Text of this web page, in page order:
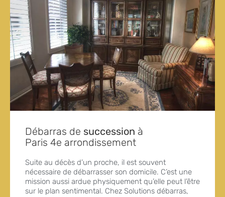
Débarras de succession à
Paris 4e arrondissement
Suite au décès d’un proche, il est souvent
nécessaire de débarrasser son domicile. C’est une
mission aussi ardue physiquement qu’elle peut l’être
sur le plan sentimental. Chez Solutions débarras,